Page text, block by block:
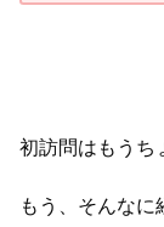
初訪問はもうち
もう、そんなに